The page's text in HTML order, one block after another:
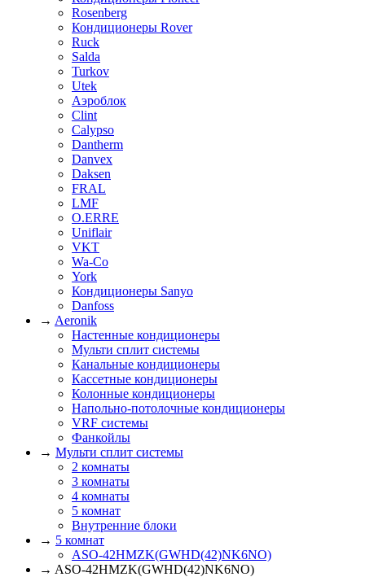
Rosenberg
Кондиционеры Rover
Ruck
Salda
Turkov
Utek
Аэроблок
Clint
Calypso
Dantherm
Danvex
Daksen
FRAL
LMF
O.ERRE
Uniflair
VKT
Wa-Co
York
Кондиционеры Sanyo
Danfoss
→ Aeronik
Настенные кондиционеры
Мульти сплит системы
Канальные кондиционеры
Кассетные кондиционеры
Колонные кондиционеры
Напольно-потолочные кондиционеры
VRF системы
Фанкойлы
→ Мульти сплит системы
2 комнаты
3 комнаты
4 комнаты
5 комнат
Внутренние блоки
→ 5 комнат
ASO-42HMZK(GWHD(42)NK6NO)
→ ASO-42HMZK(GWHD(42)NK6NO)